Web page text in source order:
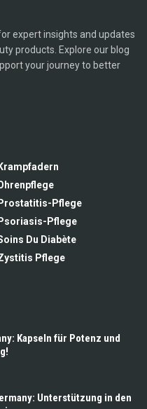
expert insights and updates
products. Explore our blog
your journey to better
Krampfadern
Prostatitis-Pflege
Psoriasis-Pflege
Du Diabète
Pflege
Kapseln für Potenz und
Unterstützung in den